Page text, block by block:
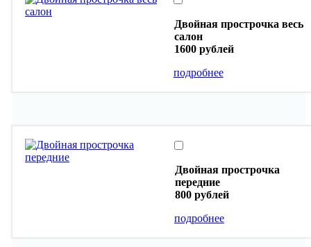
Двойная прострочка весь
салон
1600 рублей
подробнее
Двойная прострочка
передние
800 рублей
подробнее